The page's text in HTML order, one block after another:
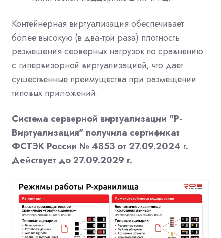
Контейнерная виртуализация обеспечивает
более высокую (в два-три раза) плотность
размещения серверных нагрузок по сравнению
с гипервизорной виртуализацией, что дает
существенные преимущества при размещении
типовых приложений.
Система серверной виртуализации "Р-
Виртуализация" получила сертификат
ФСТЭК России № 4853 от 27.09.2024 г.
Действует до 27.09.2029 г.